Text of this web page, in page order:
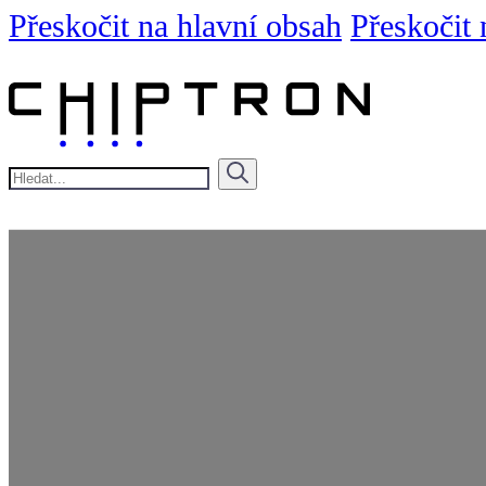
Přeskočit na hlavní obsah Přeskočit
Hledat